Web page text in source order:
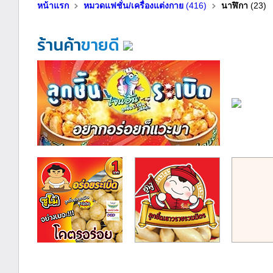
หน้าแรก หมวดแฟชั่น/เครื่องแต่งกาย (416) นาฬิกา (23)
ร้านค้าขายดี